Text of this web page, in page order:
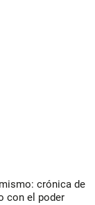
crónica de
con el poder